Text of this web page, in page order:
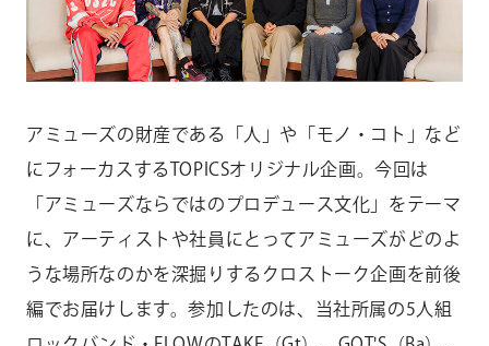
AUDITION アーティスト募集
アミューズの財産である「人」や「モノ・コト」など
にフォーカスするTOPICSオリジナル企画。今回は
「アミューズならではのプロデュース文化」をテーマ
に、アーティストや社員にとってアミューズがどのよ
うな場所なのかを深掘りするクロストーク企画を前後
編でお届けします。参加したのは、当社所属の5人組